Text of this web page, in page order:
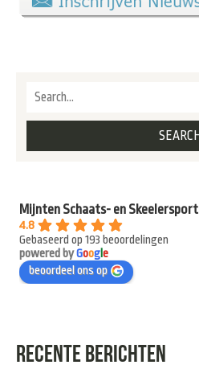
Mijnten Schaats- en Skeelersport
4.8
Gebaseerd op 193 beoordelingen
powered byGooge
beoordeel ons op
RECENTE BERICHTEN